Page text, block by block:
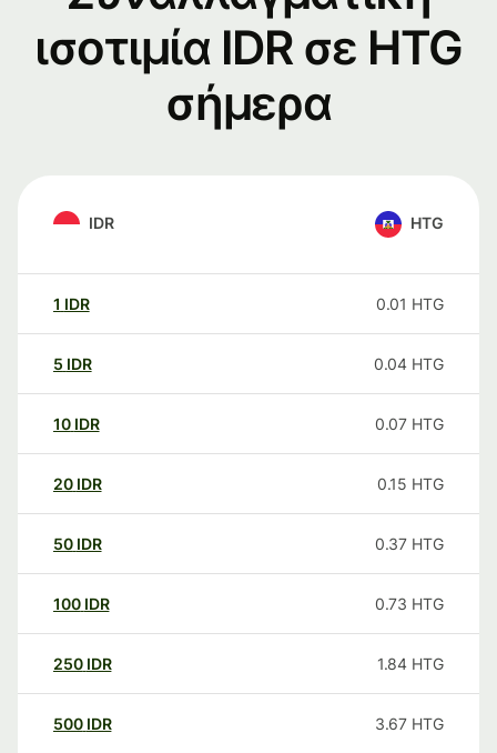
ισοτιμία IDR σε HTG
σήμερα
IDR HTG
1 IDR 0.01 HTG
5 IDR 0.04 HTG
10 IDR 0.07 HTG
20 IDR 0.15 HTG
50 IDR 0.37 HTG
100 IDR 0.73 HTG
250 IDR 1.84 HTG
500 IDR 3.67 HTG